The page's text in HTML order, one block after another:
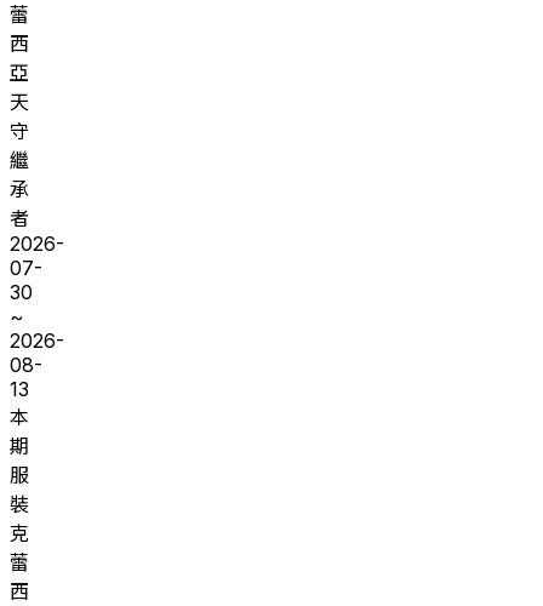
蕾
西
亞
天
守
繼
承
者
2026-
07-
30
~
2026-
08-
13
本
期
服
裝
克
蕾
西